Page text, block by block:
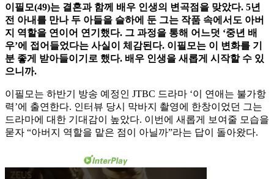
이필모(49)는 결혼과 함께 배우 인생의 변곡점을 맞았다. 5년
전 아내를 만나 두 아들을 슬하에 둔 그는 작품 속에서도 아버
지 역할을 연이어 연기했다. 그 과정을 통해 어느덧 ‘중년 배
우’에 접어들었다는 사실이 체감된다. 이필모는 이 변화를 기
분 좋게 받아들이기로 했다. 배우 인생을 새롭게 시작할 수 있
으니까.
이필모는 하반기 방송 예정인 JTBC 드라마 ‘이 연애는 불가항
력’에 출연한다. 인터뷰 당시 막바지 촬영에 한창이었던 그는
드라마에 대한 기대감이 높았다. 이번에 새롭게 보여줄 모습을
묻자 “아버지 역할을 맡은 점이 아닐까”라는 답이 돌아왔다.